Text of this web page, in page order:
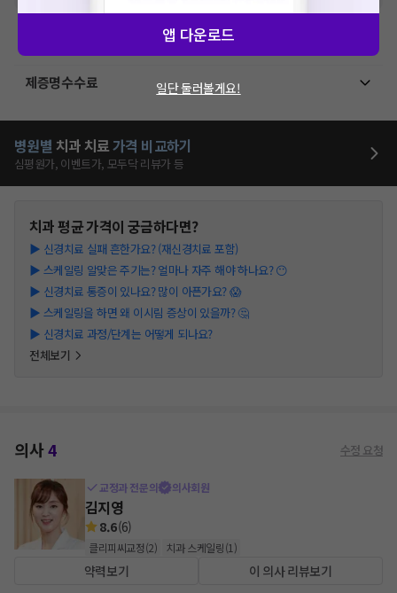
제증명수수료
병원별 치과 치료가격 비교하기
심평원가, 이벤트가, 모두닥 리뷰가 등
치과평균 가격이 궁금하다면?
▶ 신경치료 실패 흔한가요? (재신경치료 포함)
▶ 스케일링 알맞은 주기는? 얼마나 자주 해야 하나요? 😶
▶ 신경치료 통증이 있나요? 많이 아픈가요? 😱
▶ 스케일링을 하면 왜 이시림 증상이 있을까? 🤔
▶ 신경치료 과정/단계는 어떻게 되나요?
전체보기
의사4 수정 요청
교정과 전문의 의사회원
김지영
8.6(6)
클리피씨교정(2) 치과 스케일링(1 )
약력보기 이 의사 리뷰보기
앱 다운로드
일단 둘러볼게요!